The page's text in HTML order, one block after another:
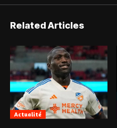
Related Articles
Actualité